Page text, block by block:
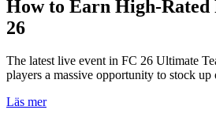
How to Earn High-Rated
26
The latest live event in FC 26 Ultimate
players a massive opportunity to stock up
Läs mer